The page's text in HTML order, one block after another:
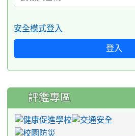
安全模式登入
登入
評鑑專區